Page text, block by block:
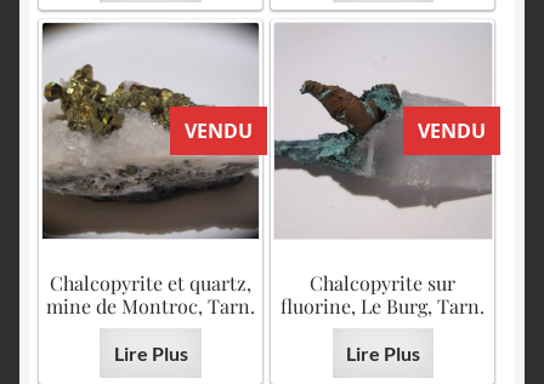
VENDU
Chalcopyrite et quartz,
mine de Montroc, Tarn.
Lire Plus
VENDU
Chalcopyrite sur
fluorine, Le Burg, Tarn.
Lire Plus